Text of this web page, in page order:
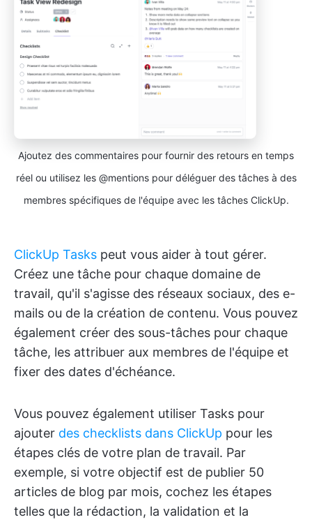
Ajoutez des commentaires pour fournir des retours en temps
réel ou utilisez les @mentions pour déléguer des tâches à des
membres spécifiques de l'équipe avec les tâches ClickUp.
ClickUp Tasks peut vous aider à tout gérer.
Créez une tâche pour chaque domaine de
travail, qu'il s'agisse des réseaux sociaux, des e-
mails ou de la création de contenu. Vous pouvez
également créer des sous-tâches pour chaque
tâche, les attribuer aux membres de l'équipe et
fixer des dates d'échéance.
Vous pouvez également utiliser Tasks pour
ajouter des checklists dans ClickUp pour les
étapes clés de votre plan de travail. Par
exemple, si votre objectif est de publier 50
articles de blog par mois, cochez les étapes
telles que la rédaction, la validation et la